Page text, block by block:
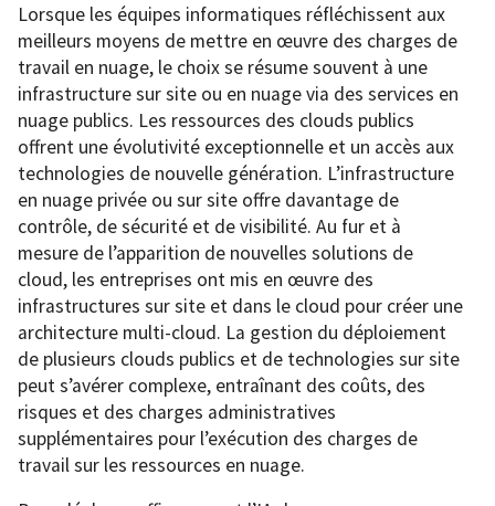
Lorsque les équipes informatiques réfléchissent aux
meilleurs moyens de mettre en œuvre des charges de
travail en nuage, le choix se résume souvent à une
infrastructure sur site ou en nuage via des services en
nuage publics. Les ressources des clouds publics
offrent une évolutivité exceptionnelle et un accès aux
technologies de nouvelle génération. L’infrastructure
en nuage privée ou sur site offre davantage de
contrôle, de sécurité et de visibilité. Au fur et à
mesure de l’apparition de nouvelles solutions de
cloud, les entreprises ont mis en œuvre des
infrastructures sur site et dans le cloud pour créer une
architecture multi-cloud. La gestion du déploiement
de plusieurs clouds publics et de technologies sur site
peut s’avérer complexe, entraînant des coûts, des
risques et des charges administratives
supplémentaires pour l’exécution des charges de
travail sur les ressources en nuage.